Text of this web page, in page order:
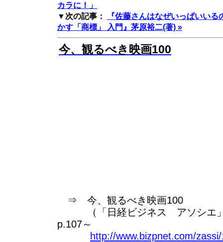
カラに！」
▼次の記事：
『佐藤さんはなぜいっぱいい
かす「商標」 入門』茅原裕二(著) »
今、観るべき映画100
⇒ 今、観るべき映画100
（「日経ビジネス アソシエ
p.107～
http://www.bizpnet.com/